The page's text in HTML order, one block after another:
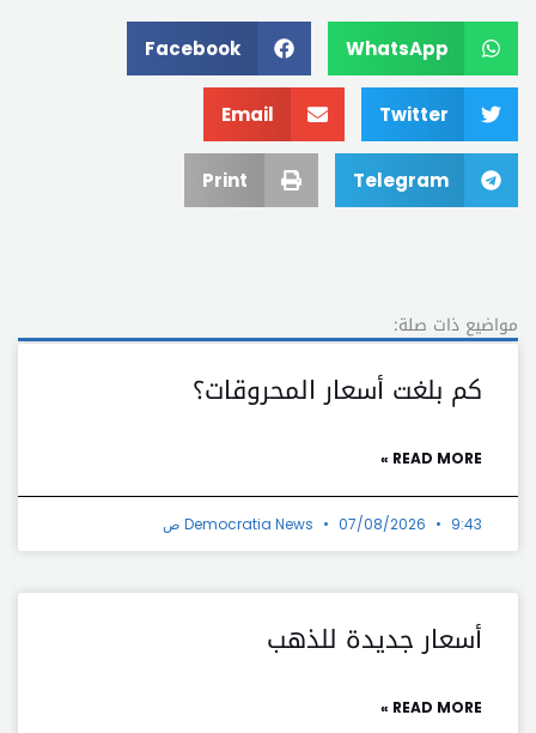
WhatsApp
Facebook
Twitter
Email
Telegram
Print
مواضيع ذات صلة:
كم بلغت أسعار المحروقات؟
READ MORE »
Democratia News 07/08/2026 9:43 ص
أسعار جديدة للذهب
READ MORE »